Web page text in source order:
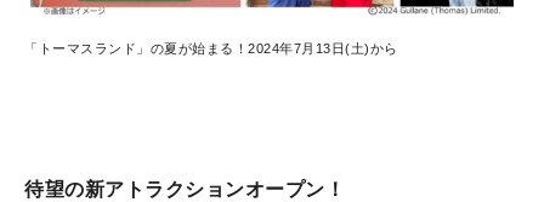
「トーマスランド」の夏が始まる！2024年7月13日(土)から
待望の新アトラクションオープン！